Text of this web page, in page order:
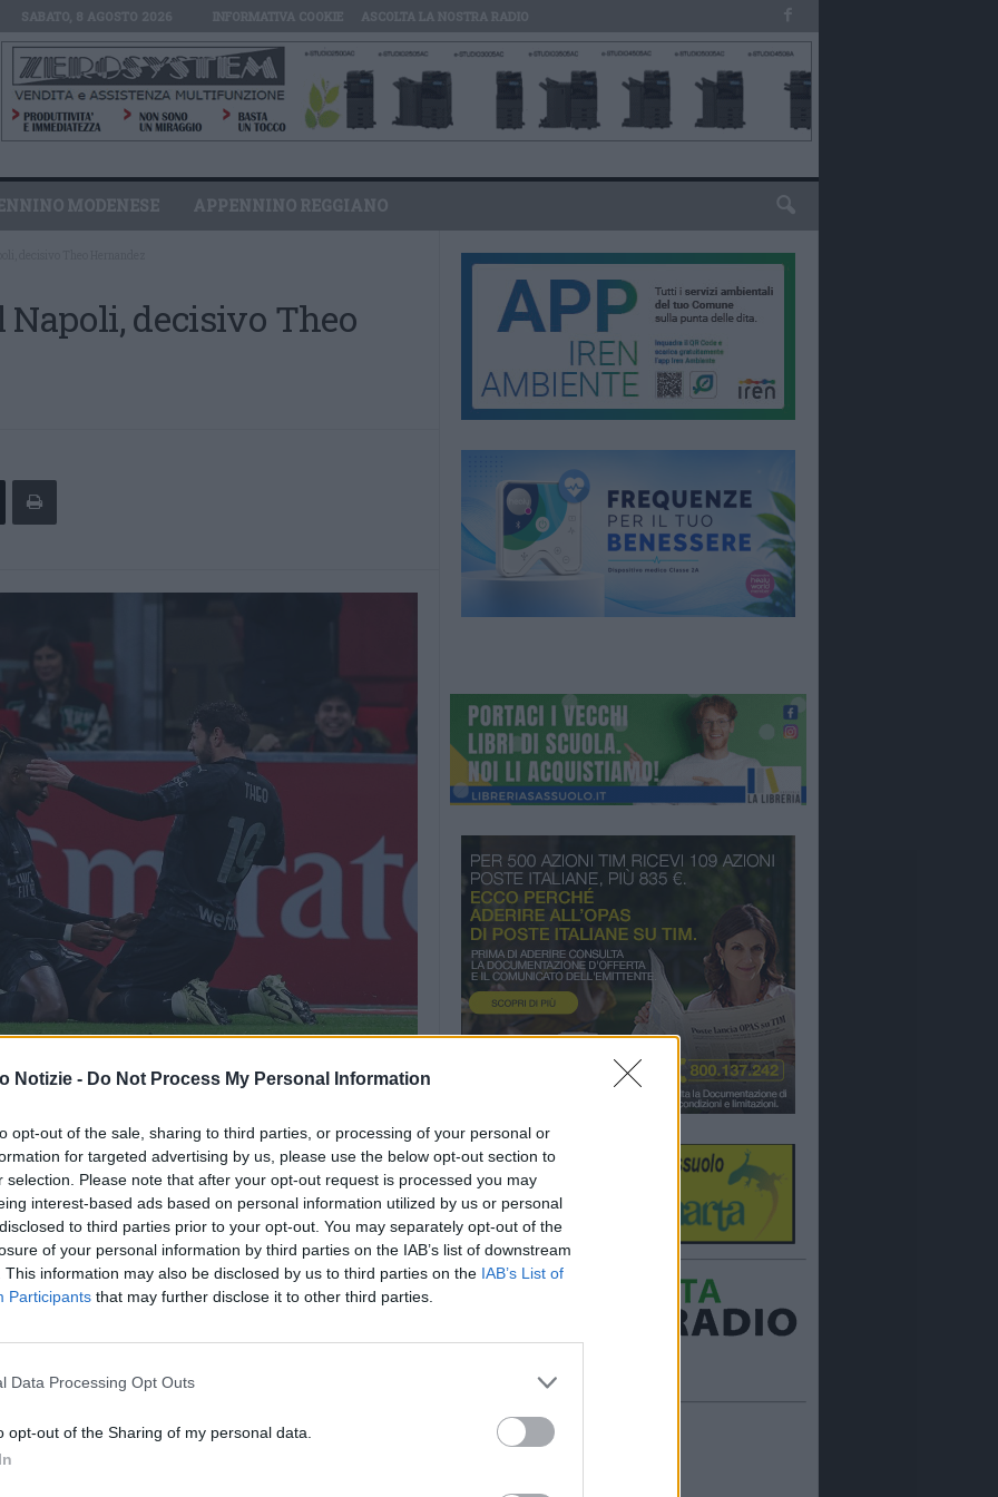
Notizie - Do Not Process My Personal Information
opt-out of the sale, sharing to third parties, or processing of your personal or
for targeted advertising by us, please use the below opt-out section to
selection. Please note that after your opt-out request is processed you may
interest-based ads based on personal information utilized by us or personal
to third parties prior to your opt-out. You may separately opt-out of the
of your personal information by third parties on the IAB’s list of downstream
This information may also be disclosed by us to third parties on the IAB’s List of
Participants that may further disclose it to other third parties.
Data Processing Opt Outs
opt-out of the Sharing of my personal data.
MODENESE APPENNINO REGGIANO
decisivo Theo
porta a casa tre punti preziosi superando in casa il
nel primo tempo a decidere il posticipo della
sfiorano il vantaggio quando Simeone calcia a lato
un invitante assist dalla destra di Kvaratskhelia. Gli
e vengono subito puniti. Giroud serve Leao, che con il
pescando in area Hernandez, il quale stoppa e trafigge
minuti più tardi, Leao si mette in proprio e ci prova dalla
dopo, i padroni di casa perdono capitan Calabria a
di tempo, gli ospiti tornano in avanti ma senza riuscire
0.
dal limite che Gollini salva in due tempi dopo la
di ingannarlo. Al 9′, Bennacer commette un
intercetta e va al tiro dal limite dell’area ma la sfera
entrato Politano a provarci con un bel sinistro dal